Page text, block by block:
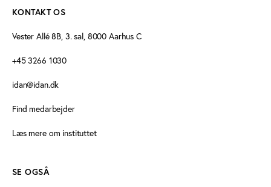
KONTAKT OS
Vester Allé 8B, 3. sal, 8000 Aarhus C
+45 3266 1030
idan@idan.dk
Find medarbejder
Læs mere om instituttet
SE OGSÅ